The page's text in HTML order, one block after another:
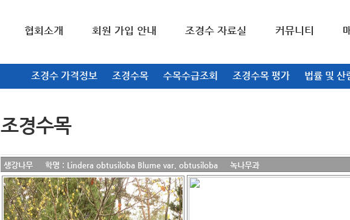
협회소개 회원 가입 안내 조경수 자료실 커뮤니티
조경수 가격정보 조경수목 수목수급조회 조경수목 평가 법률 및 산
조경수목
생강나무 학명 : Lindera obtusiloba Blume var. obtusiloba 녹나무과